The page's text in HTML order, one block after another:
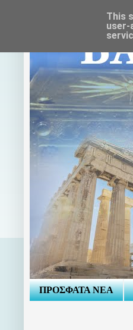
ΠΡΟΣΦΑΤΑ ΝΕΑ
This
user-